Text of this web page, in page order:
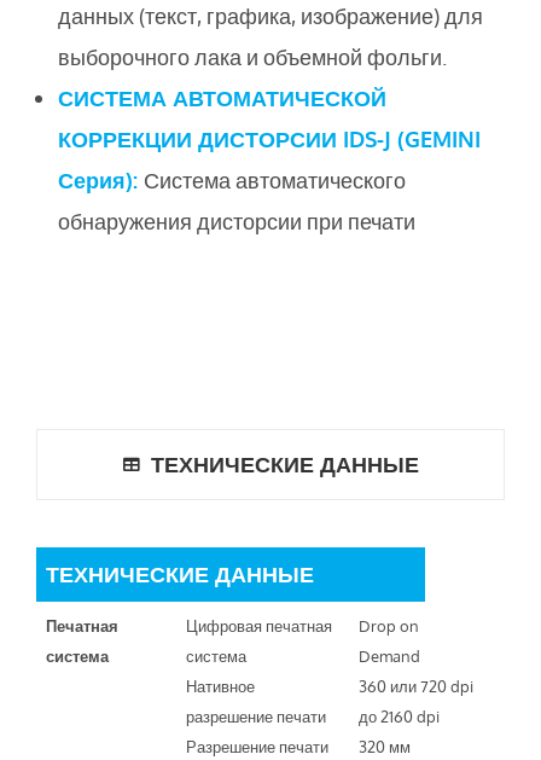
данных (текст, графика, изображение) для
выборочного лака и объемной фольги.
СИСТЕМА АВТОМАТИЧЕСКОЙ
КОРРЕКЦИИ ДИСТОРСИИ IDS-J (GEMINI
Серия): Система автоматического
обнаружения дисторсии при печати
ТЕХНИЧЕСКИЕ ДАННЫЕ
ТЕХНИЧЕСКИЕ ДАННЫЕ
Печатная
система
Цифровая печатная
система
Нативное
разрешение печати
Разрешение печати
Drop on
Demand
360 или 720 dpi
до 2160 dpi
320 мм